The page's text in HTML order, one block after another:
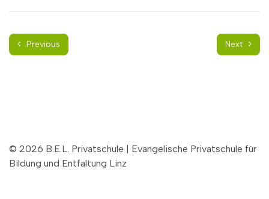
Previous Next
© 2026 B.E.L. Privatschule | Evangelische Privatschule für
Bildung und Entfaltung Linz